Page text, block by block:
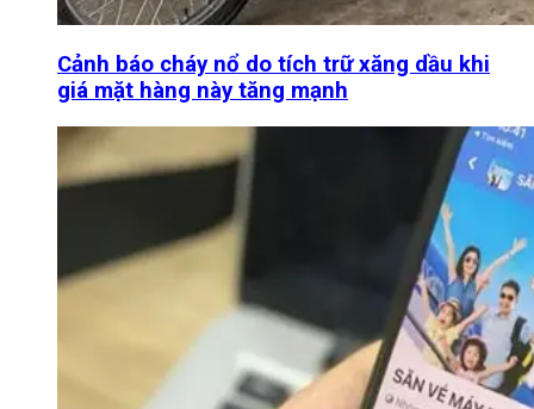
Cảnh báo cháy nổ do tích trữ xăng dầu khi
giá mặt hàng này tăng mạnh